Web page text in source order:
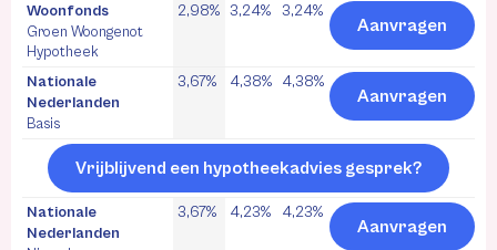
Woonfonds
Groen Woongenot
Hypotheek
2,98% 3,24% 3,24%
Aanvragen
Nationale
Nederlanden
Basis
3,67% 4,38% 4,38%
Aanvragen
Vrijblijvend een hypotheekadvies gesprek?
Nationale
Nederlanden
3,67% 4,23% 4,23%
Aanvragen